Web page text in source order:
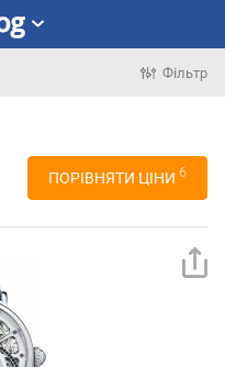
Фільтр
ПОРІВНЯТИ ЦІНИ 6